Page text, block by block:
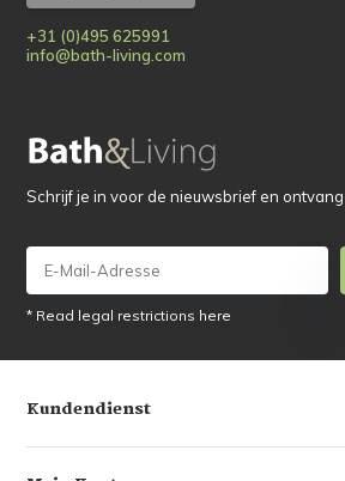
+31 (0)495 625991
info@bath-living.com
Schrijf je in voor de nieuwsbrief en
* Read legal restrictions here
Kundendienst